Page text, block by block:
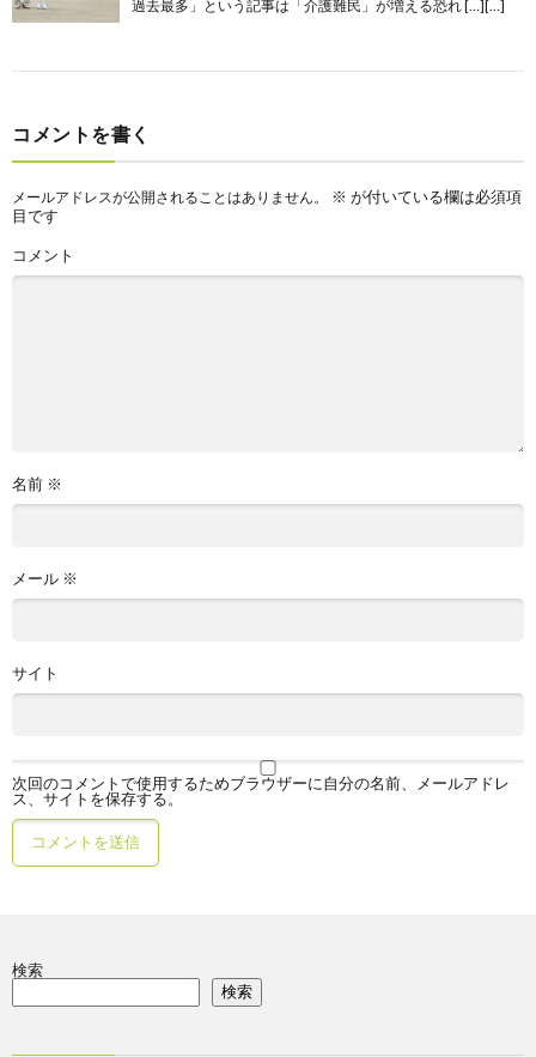
過去最多」という記事は「介護難民」が増える恐れ […][…]
コメントを書く
メールアドレスが公開されることはありません。 ※ が付いている欄は必須項
目です
コメント
名前 ※
メール ※
サイト
次回のコメントで使用するためブラウザーに自分の名前、メールアドレ
ス、サイトを保存する。
検索
検索